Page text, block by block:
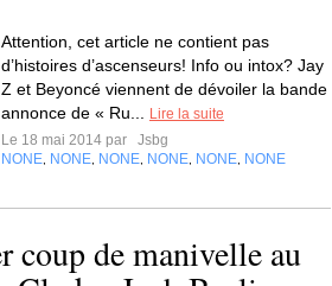
Attention, cet article ne contient pas
d’histoires d’ascenseurs! Info ou intox? Jay
Z et Beyoncé viennent de dévoiler la bande
annonce de « Ru...
Lire la suite
Le 18 mai 2014 par
Jsbg
NONE NONE NONE NONE NONE NONE
coup de manivelle au